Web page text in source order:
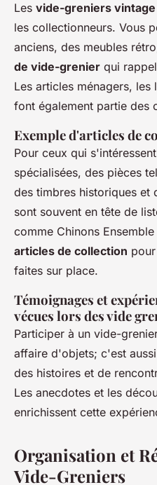
Les vide-greniers vintage
les collectionneurs. Vous
anciens, des meubles
de vide-grenier qui
Les articles ménagers,
font également partie des
Exemple d'articles de
Pour ceux qui
spécialisées, des pièces
des timbres historiques et
sont souvent en tête de
comme Chinons
articles de collection
faites sur place.
Témoignages et
vécues lors des vide
Participer à un vide-
affaire d'objets; c'est
des histoires et de
Les anecdotes et les
enrichissent cette
Organisation et
Vide-Greniers